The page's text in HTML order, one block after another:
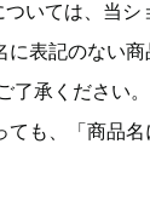
いては、当シ
表記のない
了承ください
も、「商品名